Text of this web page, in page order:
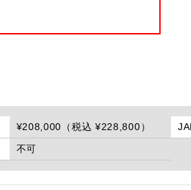
¥208,000（税込 ¥228,800）
不可